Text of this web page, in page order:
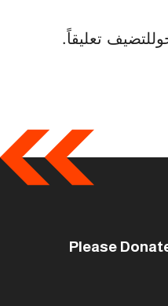
لتضيف تعليقاً.
Please